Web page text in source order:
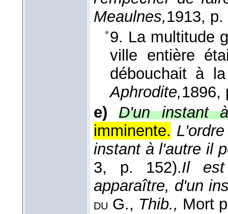
Meaulnes,1913, p.
9. La multitude
ville entière
débouchait à
Aphrodite,1896,
e)
D'un instant
imminente.
instant à l'autre il
3, p. 152).Il
apparaître, d'un
du G., Thib., Mort